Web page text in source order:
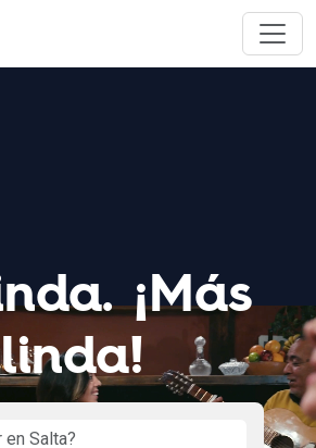
¡Más
linda!